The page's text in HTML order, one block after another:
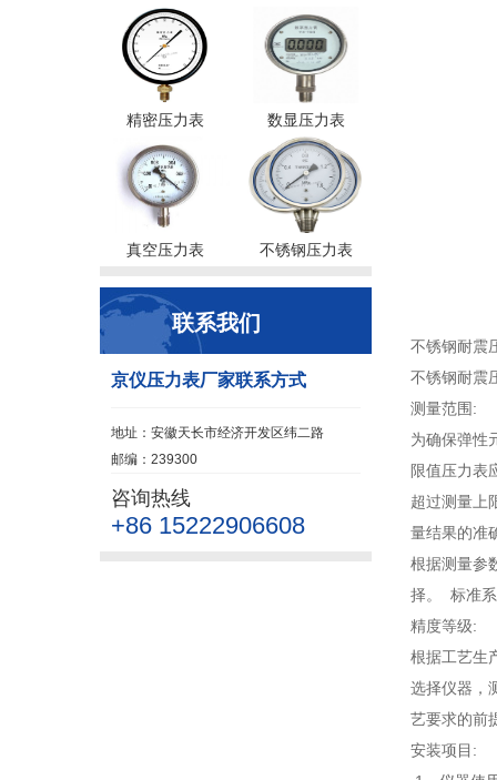
精密压力表 数显压力表
真空压力表 不锈钢压力表
联系我们
京仪压力表厂家联系方式
地址：安徽天长市经济开发区纬二路
邮编：239300
咨询热线
+86 15222906608
不锈钢耐震
不锈钢耐震
测量范围:
为确保弹性
限值压力表
超过测量上
量结果的准
根据测量参
择。 标准
精度等级:
根据工艺生
选择仪器，
艺要求的前
安装项目: